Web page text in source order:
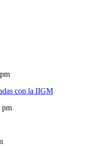
con la IIGM
pm